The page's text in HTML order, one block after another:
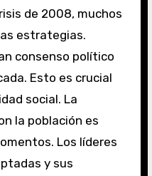
de 2008, muchos
estrategias.
consenso político
Esto es crucial
social. La
la población es
Los líderes
y sus